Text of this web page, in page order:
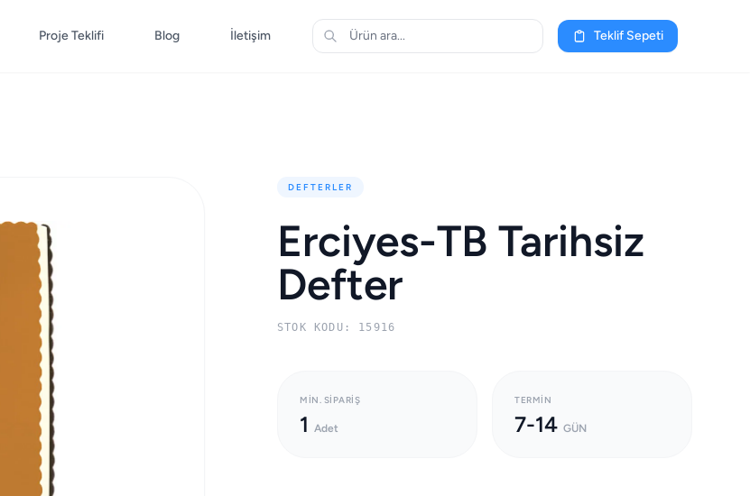
Proje Teklifi Blog İletişim Teklif Sepeti
DEFTERLER
Erciyes-TB Tarihsiz
Defter
STOK KODU: 15916
MIN. SIPARIŞ
1 Adet
TERMIN
7-14 GÜN